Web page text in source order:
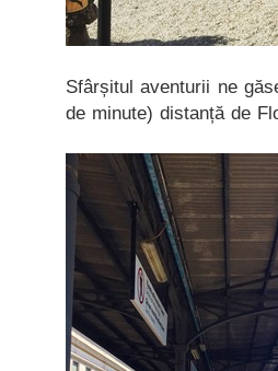
Sfârșitul aventurii ne
de minute) distanță de